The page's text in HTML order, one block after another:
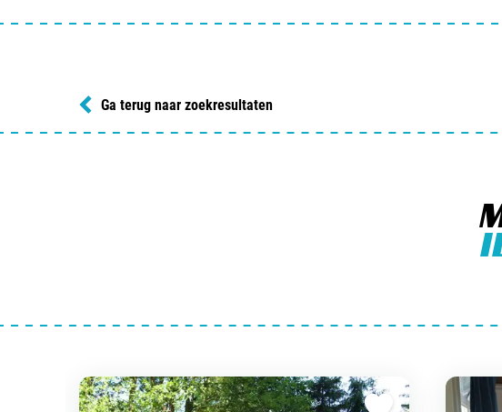
Ga terug naar zoekresultaten